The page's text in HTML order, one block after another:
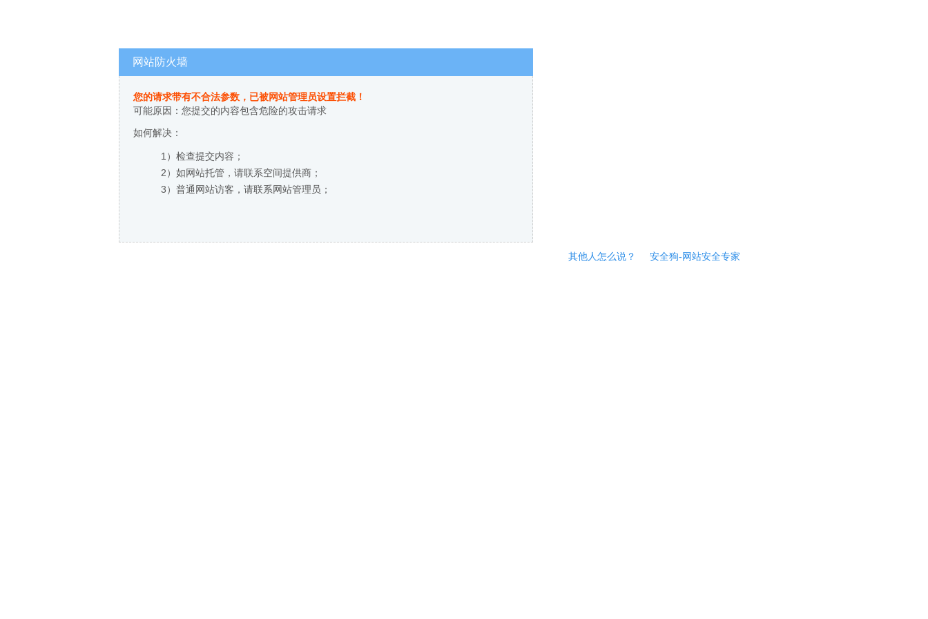
网站防火墙
您的请求带有不合法参数，已被网站管理员设置拦截！
可能原因：您提交的内容包含危险的攻击请求
如何解决：
1）检查提交内容；
2）如网站托管，请联系空间提供商；
3）普通网站访客，请联系网站管理员；
其他人怎么说？ 安全狗-网站安全专家